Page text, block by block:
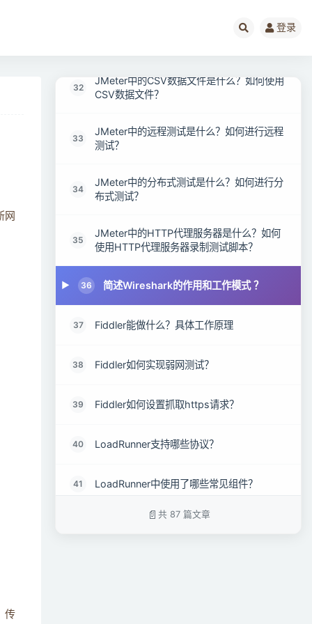
登录
网
传
32
JMeter中的CSV数据文件是什么？如何使用
CSV数据文件？
33
JMeter中的远程测试是什么？如何进行远程
测试？
34
JMeter中的分布式测试是什么？如何进行分
布式测试？
35
JMeter中的HTTP代理服务器是什么？如何
使用HTTP代理服务器录制测试脚本？
36 简述Wireshark的作用和工作模式 ？
37 Fiddler能做什么？具体工作原理
38 Fiddler如何实现弱网测试？
39 Fiddler如何设置抓取https请求？
40 LoadRunner支持哪些协议？
41 LoadRunner中使用了哪些常见组件？
共 87 篇文章